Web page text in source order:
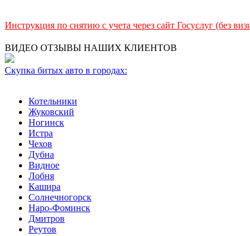
Инструкция по снятию с учета через сайт Госуслуг (без
ВИДЕО ОТЗЫВЫ НАШИХ КЛИЕНТОВ
Скупка битых авто в городах:
Котельники
Жуковский
Ногинск
Истра
Чехов
Дубна
Видное
Лобня
Кашира
Солнечногорск
Наро-Фоминск
Дмитров
Реутов